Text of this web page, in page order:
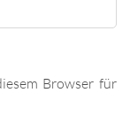
Browser für